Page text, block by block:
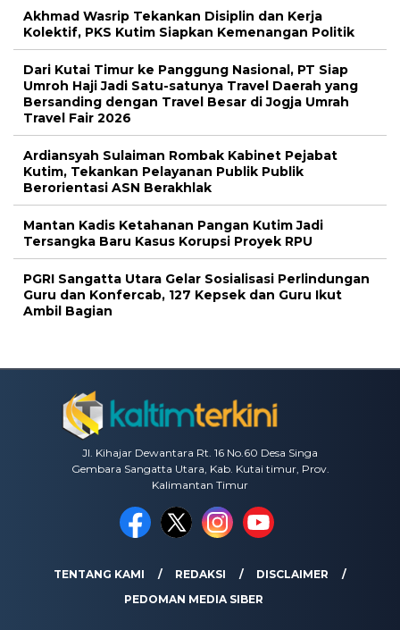
Akhmad Wasrip Tekankan Disiplin dan Kerja
Kolektif, PKS Kutim Siapkan Kemenangan Politik
Dari Kutai Timur ke Panggung Nasional, PT Siap
Umroh Haji Jadi Satu-satunya Travel Daerah yang
Bersanding dengan Travel Besar di Jogja Umrah
Travel Fair 2026
Ardiansyah Sulaiman Rombak Kabinet Pejabat
Kutim, Tekankan Pelayanan Publik Publik
Berorientasi ASN Berakhlak
Mantan Kadis Ketahanan Pangan Kutim Jadi
Tersangka Baru Kasus Korupsi Proyek RPU
PGRI Sangatta Utara Gelar Sosialisasi Perlindungan
Guru dan Konfercab, 127 Kepsek dan Guru Ikut
Ambil Bagian
Jl. Kihajar Dewantara Rt. 16 No.60 Desa Singa
Gembara Sangatta Utara, Kab. Kutai timur, Prov.
Kalimantan Timur
TENTANG KAMI REDAKSI
DISCLAIMER
PEDOMAN MEDIA SIBER